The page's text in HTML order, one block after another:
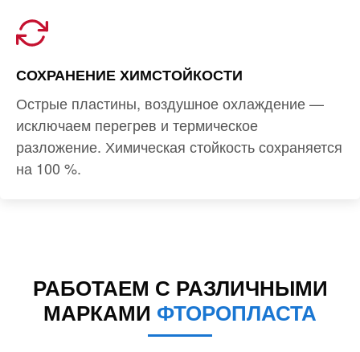
СОХРАНЕНИЕ ХИМСТОЙКОСТИ
Острые пластины, воздушное охлаждение —
исключаем перегрев и термическое
разложение. Химическая стойкость сохраняется
на 100 %.
РАБОТАЕМ С РАЗЛИЧНЫМИ
МАРКАМИ ФТОРОПЛАСТА